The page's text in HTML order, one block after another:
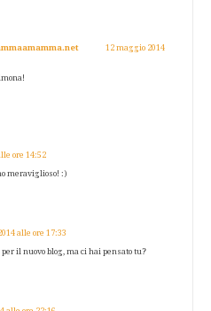
12 maggio 2014
ore 14:52
meraviglioso! :)
alle ore 17:33
il nuovo blog, ma ci hai pensato tu?